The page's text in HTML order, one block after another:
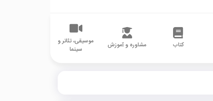
کتاب مشاوره و آموزش
موسیقی، تئاتر و
سینما